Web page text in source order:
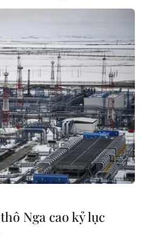
Nga cao kỷ lục